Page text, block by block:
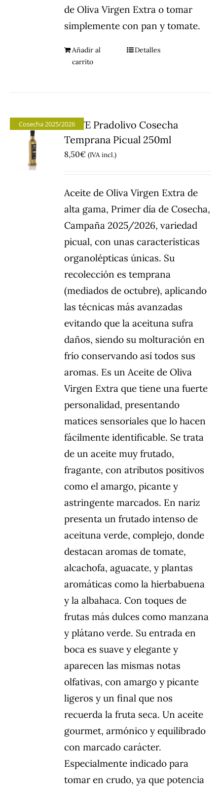
de Oliva Virgen Extra o tomar
simplemente con pan y tomate.
Añadir al
carrito
Detalles
Cosecha 2025/2026AOVE Pradolivo Cosecha
Temprana Picual 250ml
8,50€ (IVA incl.)
Aceite de Oliva Virgen Extra de
alta gama, Primer día de Cosecha,
Campaña 2025/2026, variedad
picual, con unas características
organolépticas únicas. Su
recolección es temprana
(mediados de octubre), aplicando
las técnicas más avanzadas
evitando que la aceituna sufra
daños, siendo su molturación en
frío conservando así todos sus
aromas. Es un Aceite de Oliva
Virgen Extra que tiene una fuerte
personalidad, presentando
matices sensoriales que lo hacen
fácilmente identificable. Se trata
de un aceite muy frutado,
fragante, con atributos positivos
como el amargo, picante y
astringente marcados. En nariz
presenta un frutado intenso de
aceituna verde, complejo, donde
destacan aromas de tomate,
alcachofa, aguacate, y plantas
aromáticas como la hierbabuena
y la albahaca. Con toques de
frutas más dulces como manzana
y plátano verde. Su entrada en
boca es suave y elegante y
aparecen las mismas notas
olfativas, con amargo y picante
ligeros y un final que nos
recuerda la fruta seca. Un aceite
gourmet, armónico y equilibrado
con marcado carácter.
Especialmente indicado para
tomar en crudo, ya que potencia